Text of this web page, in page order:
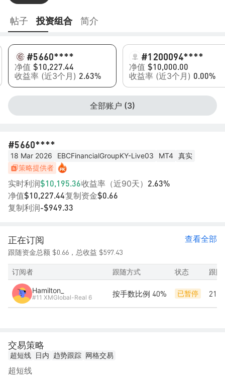
帖子 投资组合 简介
#5660****
净值 $10,227.44
收益率 (近3个月) 2.63%
#1 200094****
净值 $10,000.00
收益率 (近3个月) 0.00%
全部账户 (3)
#5660****
18 Mar 2026 EBCFinancialGroupKY-Live03 MT4 真实
策略提供者
实时利润$10,195.36收益率（近90天） 2.63%
净值$10,227.44复制资金$0.66
复制利润-$949.33
正在订阅 查看全部
跟随资金总额 $0.66 ，总收益 $597.43
订阅者 跟随方式 状态 跟随
Hamilton_
#11 XMGlobal-Real 6 按手数比例 40% 已暂停 21天
交易策略
超短线 日内 趋势跟踪 网格交易
超短线